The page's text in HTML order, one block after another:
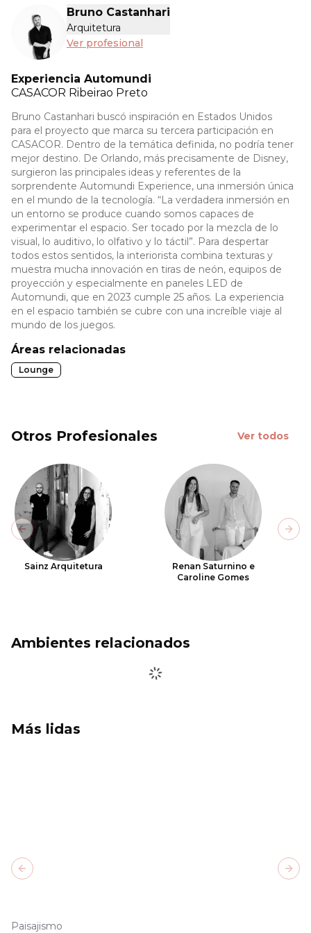
Bruno Castanhari
Arquitetura
Ver profesional
Experiencia Automundi
CASACOR Ribeirao Preto
Bruno Castanhari buscó inspiración en Estados Unidos
para el proyecto que marca su tercera participación en
CASACOR. Dentro de la temática definida, no podría tener
mejor destino. De Orlando, más precisamente de Disney,
surgieron las principales ideas y referentes de la
sorprendente Automundi Experience, una inmersión única
en el mundo de la tecnología. “La verdadera inmersión en
un entorno se produce cuando somos capaces de
experimentar el espacio. Ser tocado por la mezcla de lo
visual, lo auditivo, lo olfativo y lo táctil”. Para despertar
todos estos sentidos, la interiorista combina texturas y
muestra mucha innovación en tiras de neón, equipos de
proyección y especialmente en paneles LED de
Automundi, que en 2023 cumple 25 años. La experiencia
en el espacio también se cubre con una increíble viaje al
mundo de los juegos.
Áreas relacionadas
Lounge
Otros Profesionales Ver todos
Sainz Arquitetura
Renan Saturnino e
Caroline Gomes
Previous slide
Ambientes relacionados
Más lidas
Paisajismo
Previous slide